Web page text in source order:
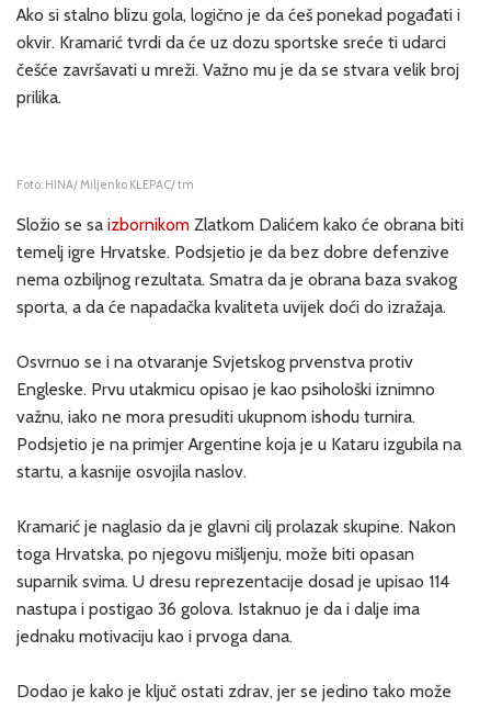
Ako si stalno blizu gola, logično je da ćeš ponekad pogađati i
okvir. Kramarić tvrdi da će uz dozu sportske sreće ti udarci
češće završavati u mreži. Važno mu je da se stvara velik broj
prilika.
Foto: HINA/ Miljenko KLEPAC/ tm
Složio se sa izbornikom Zlatkom Dalićem kako će obrana biti
temelj igre Hrvatske. Podsjetio je da bez dobre defenzive
nema ozbiljnog rezultata. Smatra da je obrana baza svakog
sporta, a da će napadačka kvaliteta uvijek doći do izražaja.
Osvrnuo se i na otvaranje Svjetskog prvenstva protiv
Engleske. Prvu utakmicu opisao je kao psihološki iznimno
važnu, iako ne mora presuditi ukupnom ishodu turnira.
Podsjetio je na primjer Argentine koja je u Kataru izgubila na
startu, a kasnije osvojila naslov.
Kramarić je naglasio da je glavni cilj prolazak skupine. Nakon
toga Hrvatska, po njegovu mišljenju, može biti opasan
suparnik svima. U dresu reprezentacije dosad je upisao 114
nastupa i postigao 36 golova. Istaknuo je da i dalje ima
jednaku motivaciju kao i prvoga dana.
Dodao je kako je ključ ostati zdrav, jer se jedino tako može